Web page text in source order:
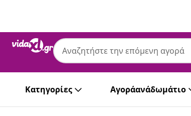
Κατηγορίες Αγοράανάδωμάτιο